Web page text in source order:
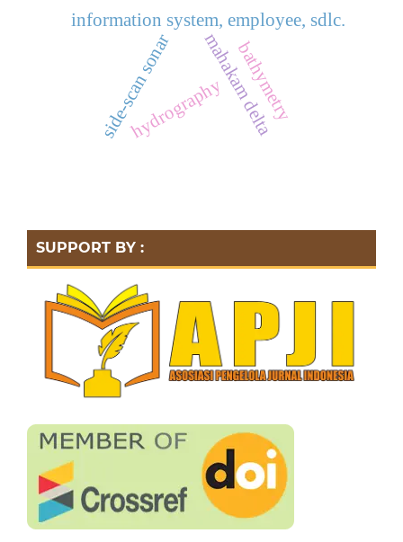
information system, employee, sdlc.
side-scan sonar mahakam delta
hydrography bathymetry
SUPPORT BY :